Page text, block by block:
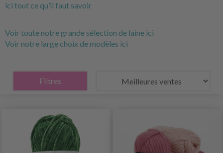
ici tout ce qu’il faut savoir
Voir toute notre grande sélection de laine ici
Voir notre large choix de modèles ici
Filtres